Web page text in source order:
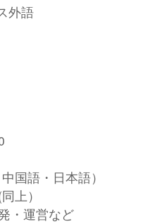
外語
国語・日本語）
上）
・運営など